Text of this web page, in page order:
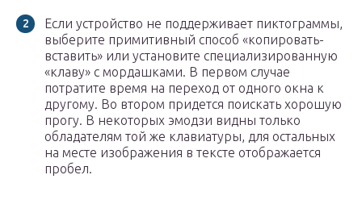
Если устройство не поддерживает пиктограммы,
выберите примитивный способ «копировать-
вставить» или установите специализированную
«клаву» с мордашками. В первом случае
потратите время на переход от одного окна к
другому. Во втором придется поискать хорошую
прогу. В некоторых эмодзи видны только
обладателям той же клавиатуры, для остальных
на месте изображения в тексте отображается
пробел.